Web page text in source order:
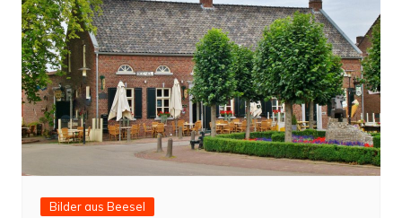
Bilder aus Beesel